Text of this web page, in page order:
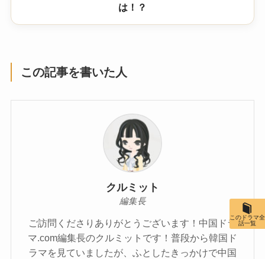
は！？
この記事を書いた人
クルミット
編集長
ご訪問くださりありがとうございます！中国ドラ
マ.com編集長のクルミットです！普段から韓国ド
ラマを見ていましたが、ふとしたきっかけで中国
このドラマ全
話一覧